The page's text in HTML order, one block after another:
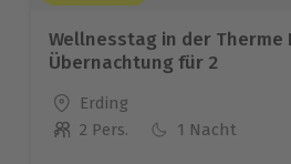
Wellnesstag in der Therme
Übernachtung für 2
Standort
Erding
Anzahl der Teilnehmer
2 Pers. 1 Nacht